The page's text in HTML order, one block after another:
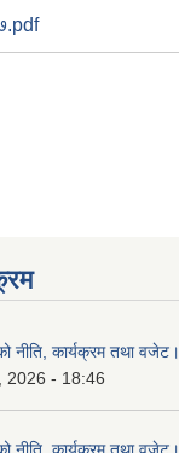
नीति, कार्यक्रम तथा वजेट।
2026 - 18:46